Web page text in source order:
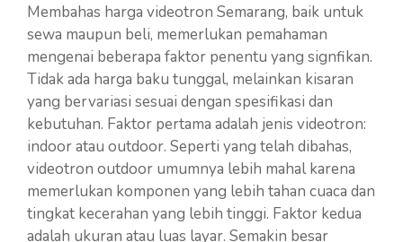
Membahas harga videotron Semarang, baik untuk
sewa maupun beli, memerlukan pemahaman
mengenai beberapa faktor penentu yang signfikan.
Tidak ada harga baku tunggal, melainkan kisaran
yang bervariasi sesuai dengan spesifikasi dan
kebutuhan. Faktor pertama adalah jenis videotron:
indoor atau outdoor. Seperti yang telah dibahas,
videotron outdoor umumnya lebih mahal karena
memerlukan komponen yang lebih tahan cuaca dan
tingkat kecerahan yang lebih tinggi. Faktor kedua
adalah ukuran atau luas layar. Semakin besar